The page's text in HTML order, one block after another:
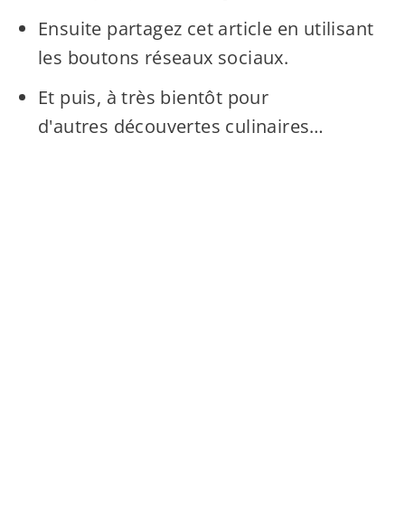
Ensuite partagez cet article en utilisant
les boutons réseaux sociaux.
Et puis, à très bientôt pour
d'autres découvertes culinaires…